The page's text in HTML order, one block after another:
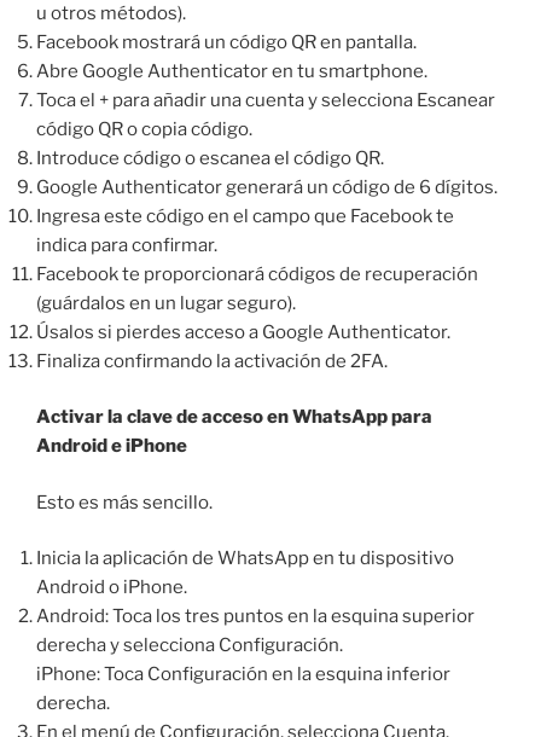
u otros métodos).
Facebook mostrará un código QR en pantalla.
Abre Google Authenticator en tu smartphone.
Toca el + para añadir una cuenta y selecciona Escanear
código QR o copia código.
Introduce código o escanea el código QR.
Google Authenticator generará un código de 6 dígitos.
Ingresa este código en el campo que Facebook te
indica para confirmar.
Facebook te proporcionará códigos de recuperación
(guárdalos en un lugar seguro).
Úsalos si pierdes acceso a Google Authenticator.
Finaliza confirmando la activación de 2FA.
Activar la clave de acceso en WhatsApp para
Android e iPhone
Esto es más sencillo.
Inicia la aplicación de WhatsApp en tu dispositivo
Android o iPhone.
Android: Toca los tres puntos en la esquina superior
derecha y selecciona Configuración.
iPhone: Toca Configuración en la esquina inferior
derecha.
En el menú de Configuración, selecciona Cuenta.